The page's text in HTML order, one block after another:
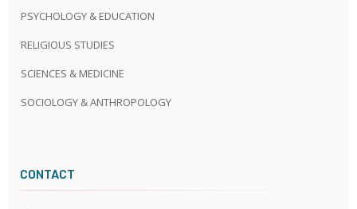
PSYCHOLOGY & EDUCATION
RELIGIOUS STUDIES
SCIENCES & MEDICINE
SOCIOLOGY & ANTHROPOLOGY
CONTACT